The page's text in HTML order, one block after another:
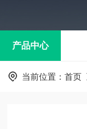
产品中心
当前位置： 首页